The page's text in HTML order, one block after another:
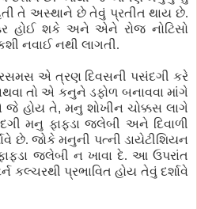
તે અસ્થાને છે તેવું પ્રતીત થાય છે.
હોઈ શકે અને એને રોજ નોટિસો
નવાઈ નથી લાગતી.
એ ત્રણ દિવસની પસંદગી કરે
તો એ કનુને ડફોળ બનાવવા માંગે
જે હોય તે, મનુ શોખીન ચોક્કસ લાગે
મનુ ફાફડા જલેબી અને દિવાળી
છે. જોકે મનુની પત્ની ડાયેટીશિયન
જલેબી ન ખાવા દે. આ ઉપરાંત
કલ્ચરથી પ્રભાવિત હોય તેવું દર્શાવે